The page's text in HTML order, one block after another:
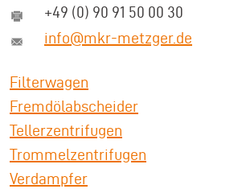
+49 (0) 90 91 50 00 30
info@mkr-metzger.de
Filterwagen
Fremdölabscheider
Tellerzentrifugen
Trommelzentrifugen
Verdampfer